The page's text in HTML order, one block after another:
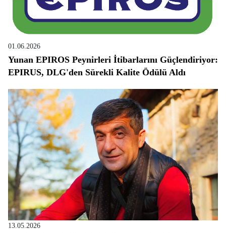
01.06.2026
Yunan EPIROS Peynirleri İtibarlarını Güçlendiriyor:
EPIRUS, DLG'den Sürekli Kalite Ödülü Aldı
13.05.2026